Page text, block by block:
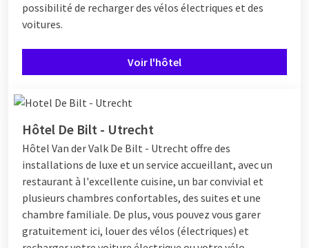
possibilité de recharger des vélos électriques et des
voitures.
Voir l'hôtel
Hôtel De Bilt - Utrecht
Hôtel Van der Valk De Bilt - Utrecht offre des
installations de luxe et un service accueillant, avec un
restaurant à l'excellente cuisine, un bar convivial et
plusieurs chambres confortables, des suites et une
chambre familiale. De plus, vous pouvez vous garer
gratuitement ici, louer des vélos (électriques) et